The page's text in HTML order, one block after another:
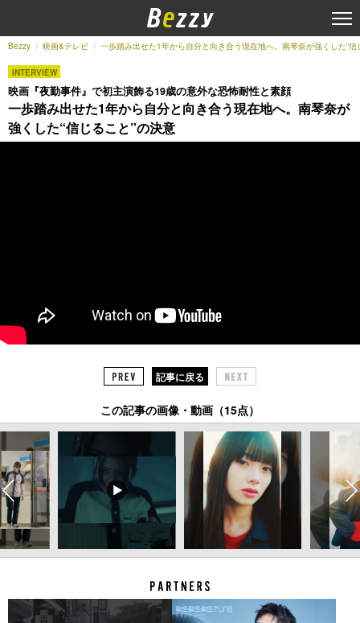
Bezzy 映画&テレビ 一歩踏み出せた1年から自分と向き合う現在地へ。南琴奈が強くした“信
INTERVIEW
映画『夜勤事件』で初主演飾る19歳の意外な恐怖耐性と素顔
一歩踏み出せた1年から自分と向き合う現在地へ。南琴奈が
強くした“信じること”の決意
記事に戻る
この記事の画像・動画（15点）